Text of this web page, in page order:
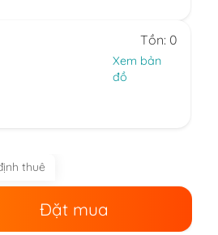
Tồn: 0
Xem bản
đồ
thuê
Đặt mua